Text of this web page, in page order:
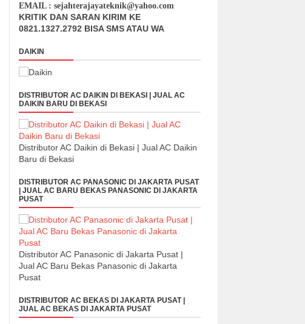
EMAIL : sejahterajayateknik@yahoo.com
KRITIK DAN SARAN KIRIM KE
0821.1327.2792 BISA SMS ATAU WA
DAIKIN
DISTRIBUTOR AC DAIKIN DI BEKASI | JUAL AC
DAIKIN BARU DI BEKASI
Distributor AC Daikin di Bekasi | Jual AC Daikin
Baru di Bekasi
DISTRIBUTOR AC PANASONIC DI JAKARTA PUSAT
| JUAL AC BARU BEKAS PANASONIC DI JAKARTA
PUSAT
Distributor AC Panasonic di Jakarta Pusat |
Jual AC Baru Bekas Panasonic di Jakarta
Pusat
DISTRIBUTOR AC BEKAS DI JAKARTA PUSAT |
JUAL AC BEKAS DI JAKARTA PUSAT